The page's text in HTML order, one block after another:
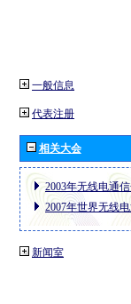
一般信息
代表注册
相关大会
2003年无线电通
2007年世界无线
新闻室